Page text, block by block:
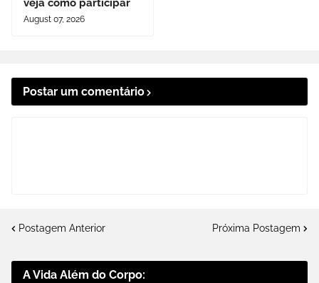
veja como participar
August 07, 2026
Postar um comentário
Postagem Anterior Próxima Postagem
A Vida Além do Corpo: